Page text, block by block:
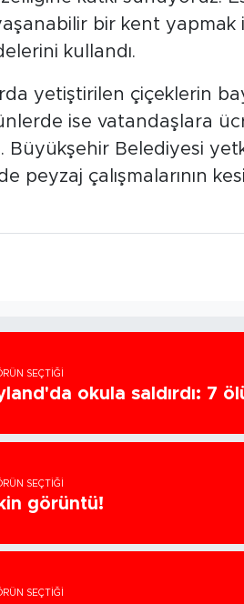
bir kent yapmak
kullandı.
yetiştirilen çiçeklerin
ise vatandaşlara
Büyükşehir Belediyesi
peyzaj çalışmalarının
SEÇTIĞI
okula saldırdı: 7
SEÇTIĞI
görüntü!
SEÇTIĞI